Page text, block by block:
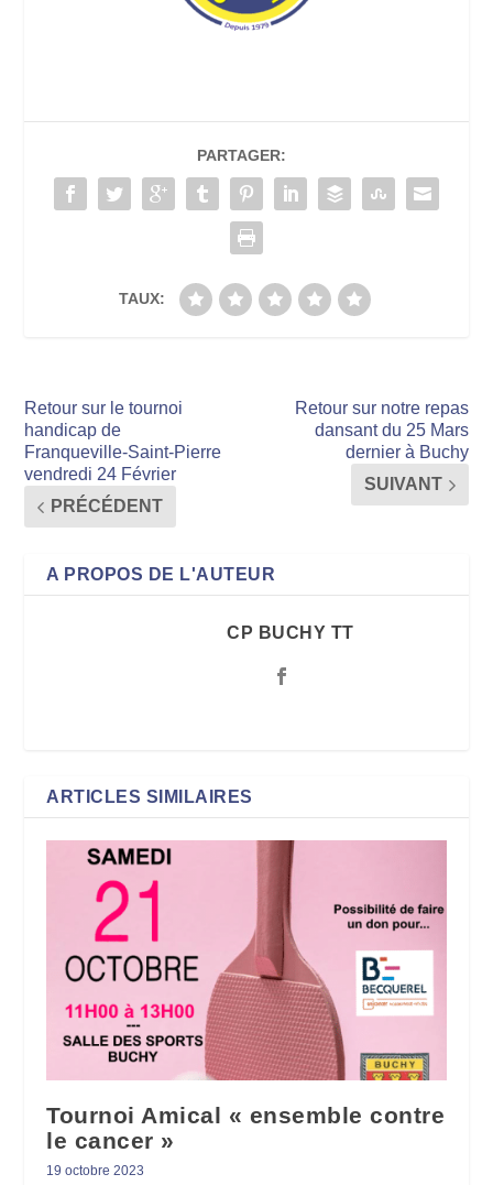
PARTAGER:
TAUX:
Retour sur le tournoi
handicap de
Franqueville-Saint-Pierre
vendredi 24 Février
PRÉCÉDENT
Retour sur notre repas
dansant du 25 Mars
dernier à Buchy
SUIVANT
A PROPOS DE L'AUTEUR
CP BUCHY TT
ARTICLES SIMILAIRES
Tournoi Amical « ensemble contre
le cancer »
19 octobre 2023